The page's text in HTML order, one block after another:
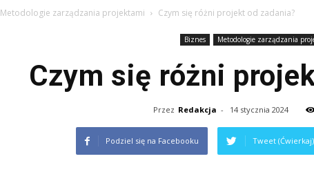
Metodologie zarządzania projektami Czym się różni projekt od zadania?
Biznes Metodologie zarządzania
Czym się różni
Przez Redakcja - 14 stycznia 2024
Podziel się na Facebooku Tweet